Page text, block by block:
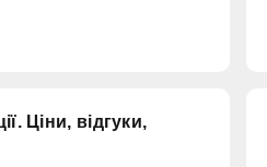
Ціни, відгуки,